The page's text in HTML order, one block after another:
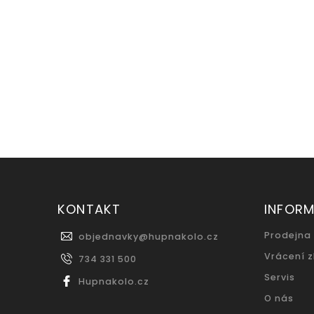
KONTAKT
objednavky@hupnakolo.cz
734 331 500
Hupnakolo.cz
Prodejna
Vrácení
Servis
O nás